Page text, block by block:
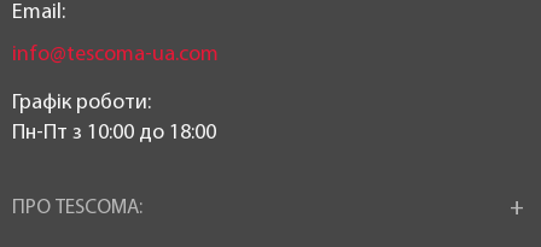
Email:
info@tescoma-ua.com
Графік роботи:
Пн-Пт з 10:00 до 18:00
ПРО TESCOMA: